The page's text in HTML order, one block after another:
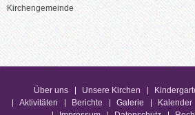
Kirchengemeinde
Über uns Unsere Kirchen
Aktivitäten
Berichte Galerie Kalender